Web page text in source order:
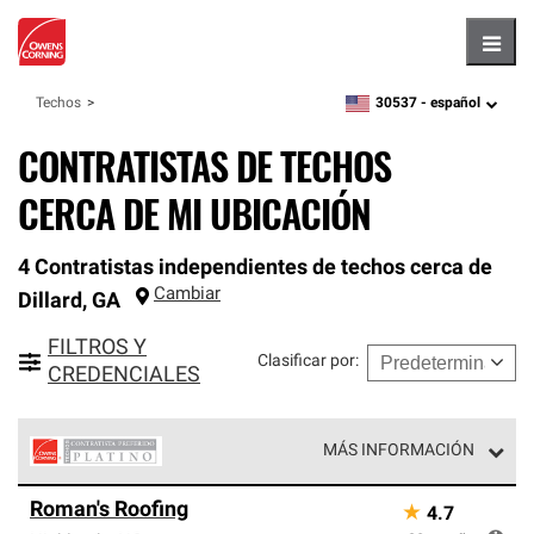
Techos zipcode,language
30537 - español
CONTRATISTAS DE TECHOS
CERCA DE MI UBICACIÓN
4 Contratistas independientes de techos cerca de
Dillard, GA Cambiar
FILTROS Y
CREDENCIALES
Clasificar por:
MÁS INFORMACIÓN
Corning constituyen el nivel superior de nuestra red
Roman's Roofing ★ 4.7